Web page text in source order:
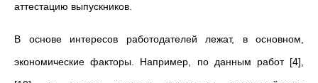
аттестацию выпускников.
В основе интересов работодателей лежат, в основном,
экономические факторы. Например, по данным работ [4],